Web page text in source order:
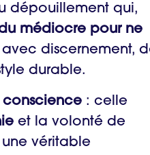
dépouillement qui,
médiocre pour ne
avec discernement,
durable.
conscience : celle
et la volonté de
une véritable